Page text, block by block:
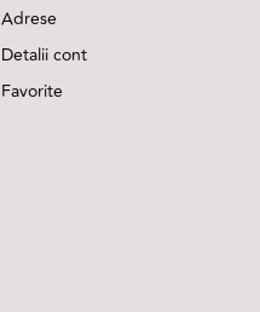
Adrese
Detalii cont
Favorite